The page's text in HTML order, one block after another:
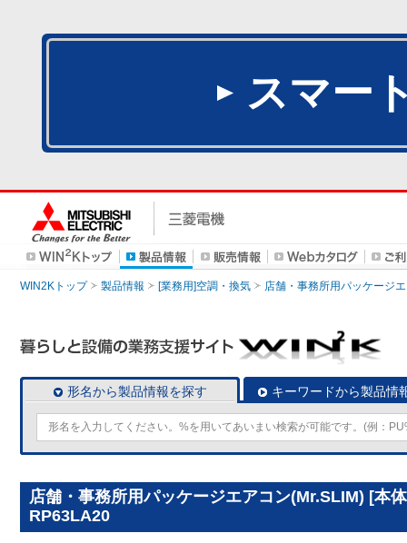
スマー
WIN2Kトップ 製品情報 [業務用]空調・換気 店舗・事務所用パッケージ
形名から製品情報を探す キーワードから製品情
店舗・事務所用パッケージエアコン(Mr.SLIM) [本
RP63LA20